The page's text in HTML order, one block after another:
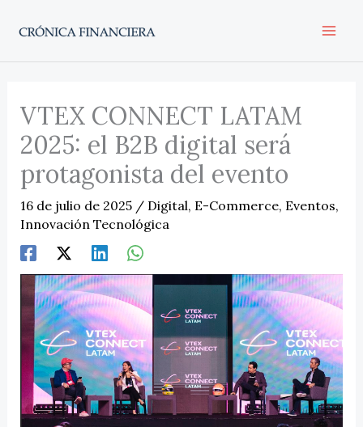
VTEX CONNECT LATAM
2025: el B2B digital será
protagonista del evento
16 de julio de 2025 / Digital, E-Commerce, Eventos,
Innovación Tecnológica